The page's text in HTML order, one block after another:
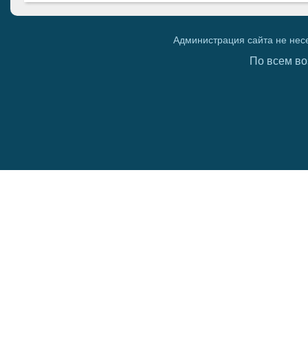
Администрация сайта не
По всем